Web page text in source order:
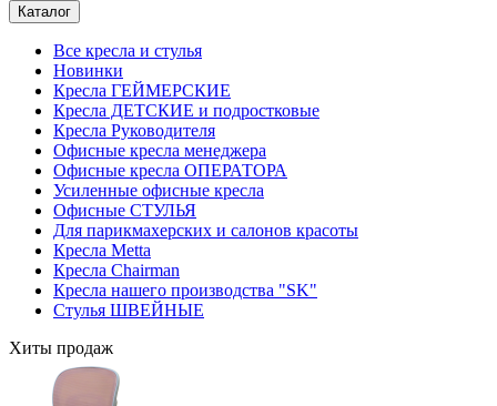
Каталог
Все кресла и стулья
Новинки
Кресла ГЕЙМЕРСКИЕ
Кресла ДЕТСКИЕ и подростковые
Кресла Руководителя
Офисные кресла менеджера
Офисные кресла ОПЕРАТОРА
Усиленные офисные кресла
Офисные СТУЛЬЯ
Для парикмахерских и салонов красоты
Кресла Metta
Кресла Chairman
Кресла нашего производства "SK"
Стулья ШВЕЙНЫЕ
Хиты продаж